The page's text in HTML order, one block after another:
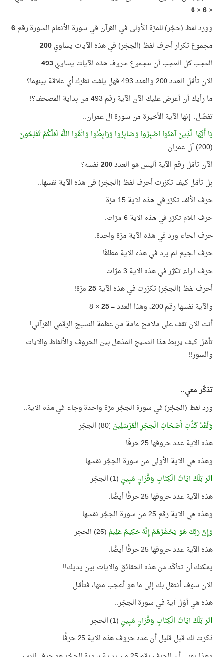
×
6
×
6
وورد لفظ (حِجْر) للمرّة الأولى في القرآن في سورة الأنعام السورة رقم6
مجموع تكرار أحرف لفظ (الحِجْر) في هذه الآيات يساوي200
العجب كل العجب أن مجموع حروف هذه الآيات يساوي493
الآن تأمّل العدد 200 والعدد 493 فهل يلفت نظرك أي علاقة بينهما؟
ما رأيك أن أعرض عليك الآن الآية رقم 493 من بداية المصحف؟!
تفضّل.. إنها الآية الأخيرة من سورة آل عمران..
يَا أَيُّهَا الَّذِينَ آمَنُوا اصْبِرُوا وَصَابِرُوا وَرَابِطُوا وَاتَّقُوا اللَّهَ لَعَلَّكُمْ تُفْلِحُونَ
(200) آل عمران
الآن تأمّل رقم الآية أليس هو العدد200نفسه؟
بل تأمّل كيف تكرّرت أحرف لفظ (الحِجْر) في هذه الآية نفسها..
حرف الألف تكرّر في هذه الآية 15 مرّة.
حرف اللام تكرّر في هذه الآية 6 مرّات.
حرف الحاء ورد في هذه الآية مرّة واحدة.
حرف الجيم لم يرد في هذه الآية مطلقًا.
حرف الراء تكرّر في هذه الآية 3 مرّات.
أحرف لفظ (الحِجْر) تكرّرت في هذه الآية25مرّة!
والآية نفسها رقم 200، وهذا العدد =
25
× 8
أنت الآن تقف على ملامح عامة من عظمة النسيج الرقمي القرآني!
تأمّل كيف يربط هذا النسيج المذهل بين الحروف والألفاظ والآيات
والسور!!
تذكّر معي..
ورد لفظ (الحِجْر) في سورة الحِجْر مرّة واحدة وجاء في هذه الآية..
وَلَقَدْ كَذَّبَ أَصْحَابُ الْحِجْرِ الْمُرْسَلِينَ (80) الحِجْر
هذه الآية عدد حروفها 25 حرفًا.
وهذه هي الآية الأولى من سورة الحِجْر نفسها..
الرتِلْكَ آيَاتُ الْكِتَابِ وَقُرْآنٍ مُبِينٍ (1) الحِجْر
هذه الآية عدد حروفها 25 حرفًا أيضًا.
وهذه هي الآية رقم 25 من سورة الحِجْر نفسها..
وَإِنَّ رَبَّكَ هُوَ يَحْشُرُهُمْ إِنَّهُ حَكِيمٌ عَلِيمٌ (25) الحجر
هذه الآية عدد حروفها 25 حرفًا أيضًا.
يمكنك أن تتأكّد من هذه الحقائق والآيات بين يديك!!
الآن سوف أنتقل بك إلى ما هو أعجب منها، فتأمّل..
هذه هي أوّل آية في سورة الحِجْر..
الرتِلْكَ آيَاتُ الْكِتَابِ وَقُرْآنٍ مُبِينٍ (1) الحجر
ذكرت لك قبل قليل أن عدد حروف هذه الآية 25 حرفًا..